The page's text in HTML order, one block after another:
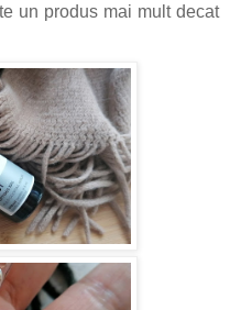
un produs mai mult decat